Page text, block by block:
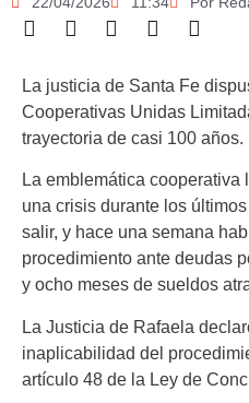
La justicia de Santa Fe
Cooperativas Unidas
trayectoria de casi 100 años.
La emblemática cooperativa
una crisis durante los
salir, y hace una semana
procedimiento ante deudas
y ocho meses de sueldos
La Justicia de Rafaela
inaplicabilidad del
artículo 48 de la Ley de